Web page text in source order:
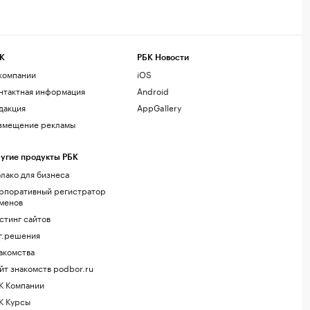
информация
рекламы
продукты РБК
для бизнеса
регистратор
сайтов
знакомств podbor.ru
Компании
Курсы
РБК Новости
iOS
Android
AppGallery